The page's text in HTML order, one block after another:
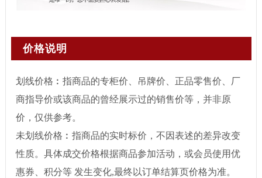
价格说明
划线价格︰指商品的专柜价、吊牌价、正品零售价、厂
商指导价或该商品的曾经展示过的销售价等，并非原
价，仅供参考。
未划线价格︰指商品的实时标价，不因表述的差异改变
性质。具体成交价格根据商品参加活动，或会员使用优
惠券、积分等 发生变化,最终以订单结算页价格为准。